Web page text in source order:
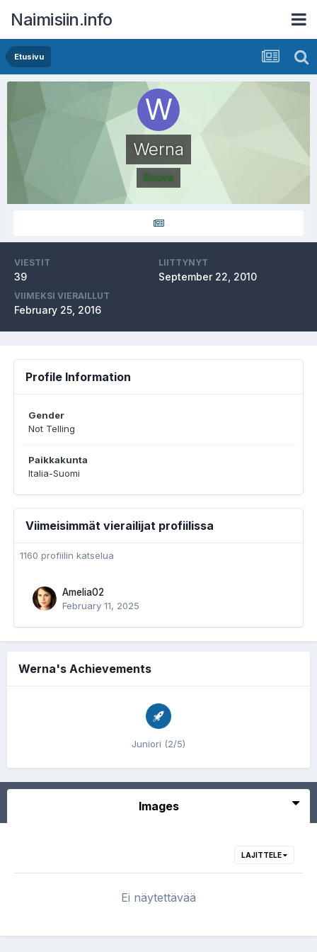
Naimisiin.info
Etusivu
Werna
Rouva
VIESTIT
39
LIITTYNYT
September 22, 2010
VIIMEKSI VIERAILLUT
February 25, 2016
Profile Information
Gender
Not Telling
Paikkakunta
Italia-Suomi
Viimeisimmät vierailijat profiilissa
1160 profiilin katselua
Amelia02
February 11, 2025
Werna's Achievements
Juniori (2/5)
Images
LAJITTELE
Ei näytettävää